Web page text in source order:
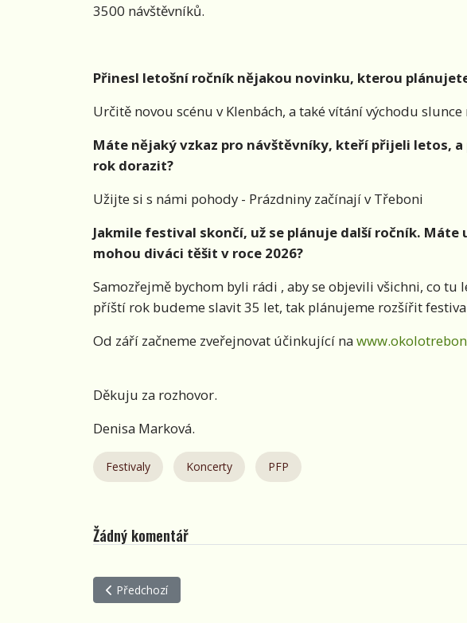
3500 návštěvníků.
Přinesl letošní ročník nějakou novinku, kterou
Určitě novou scénu v Klenbách, a také vítání východu
Máte nějaký vzkaz pro návštěvníky, kteří přijeli letos,
rok dorazit?
Užijte si s námi pohody - Prázdniny začínají v Třeboni
Jakmile festival skončí, už se plánuje další ročník. Máte
mohou diváci těšit v roce 2026?
Samozřejmě bychom byli rádi , aby se objevili všichni, co tu
příští rok budeme slavit 35 let, tak plánujeme rozšířit
Od září začneme zveřejnovat účinkující na
Děkuju za rozhovor.
Denisa Marková.
Festivaly Koncerty PFP
Žádný komentář
Předchozí článek: HROŠENÍ NA ŘECE 2026
Předchozí